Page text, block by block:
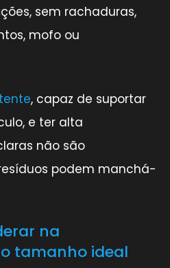
sem rachaduras,
mofo ou
, capaz de suportar
e ter alta
não são
podem manchá-
na
tamanho ideal